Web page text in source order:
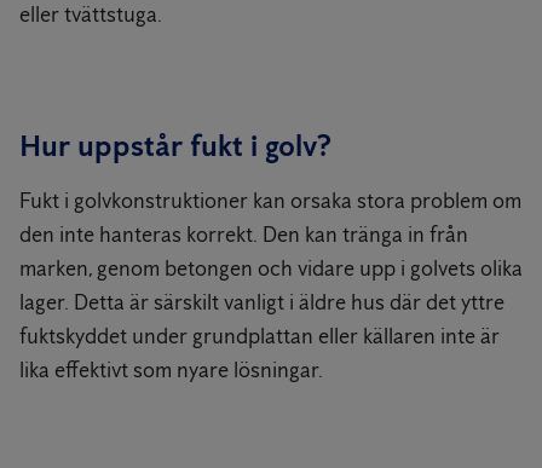
eller tvättstuga.
Hur uppstår fukt i golv?
Fukt i golvkonstruktioner kan orsaka stora problem om
den inte hanteras korrekt. Den kan tränga in från
marken, genom betongen och vidare upp i golvets olika
lager. Detta är särskilt vanligt i äldre hus där det yttre
fuktskyddet under grundplattan eller källaren inte är
lika effektivt som nyare lösningar.